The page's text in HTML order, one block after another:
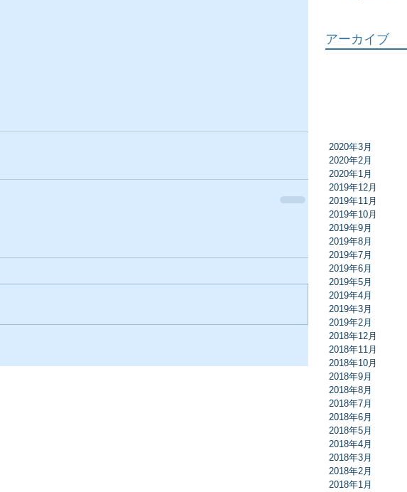
アーカイブ
2020年3月
2020年2月
2020年1月
2019年12月
2019年11月
2019年10月
2019年9月
2019年8月
2019年7月
2019年6月
2019年5月
2019年4月
2019年3月
2019年2月
2018年12月
2018年11月
2018年10月
2018年9月
2018年8月
2018年7月
2018年6月
2018年5月
2018年4月
2018年3月
2018年2月
2018年1月